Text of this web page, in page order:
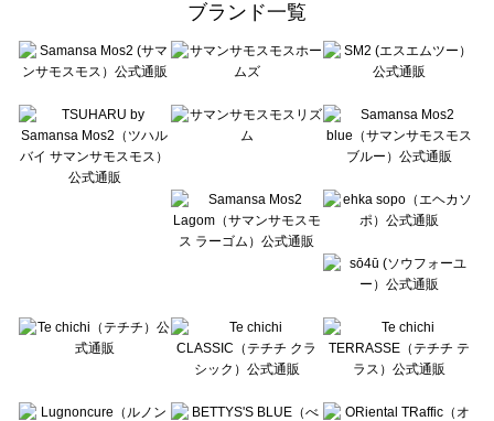
sō4ū（ソウフォーユー）のルームウェア一覧
Te chichi（テチチ）のルームウェア一覧
Te chichi CLASSIC（テチチ クラシック）のルームウェア一覧
Lugnoncure（ルノンキュール）のルームウェア一覧
BETTY'S BLUE（べティーズブルー）のルームウェア一覧
Wpc.（ワールドパーティー）のルームウェア一覧
ブランド一覧